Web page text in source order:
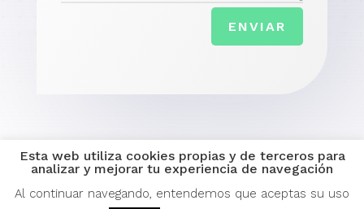
ENVIAR
Esta web utiliza cookies propias y de terceros para
analizar y mejorar tu experiencia de navegación
Al continuar navegando, entendemos que aceptas su uso